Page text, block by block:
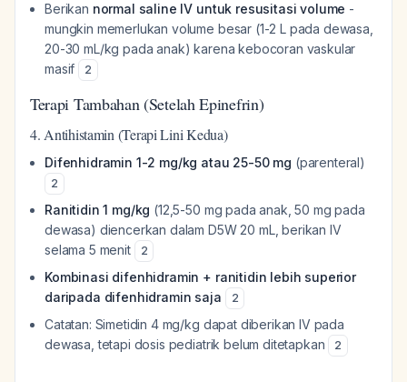
Berikan normal saline IV untuk resusitasi volume -
mungkin memerlukan volume besar (1-2 L pada dewasa,
20-30 mL/kg pada anak) karena kebocoran vaskular
masif
2
Terapi Tambahan (Setelah Epinefrin)
4. Antihistamin (Terapi Lini Kedua)
Difenhidramin 1-2 mg/kg atau 25-50 mg (parenteral)
2
Ranitidin 1 mg/kg (12,5-50 mg pada anak, 50 mg pada
dewasa) diencerkan dalam D5W 20 mL, berikan IV
selama 5 menit
2
Kombinasi difenhidramin + ranitidin lebih superior
daripada difenhidramin saja
2
Catatan: Simetidin 4 mg/kg dapat diberikan IV pada
dewasa, tetapi dosis pediatrik belum ditetapkan
2